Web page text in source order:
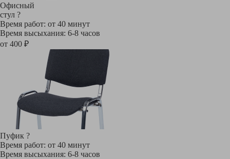
Офисный
стул ?
Время работ: от 40 минут
Время высыхания: 6-8 часов
от 400 ₽
Пуфик ?
Время работ: от 40 минут
Время высыхания: 6-8 часов